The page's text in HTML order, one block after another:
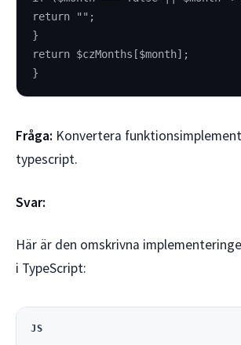
return "";
}
return $czMonths[$month];
}
Fråga: Konvertera
typescript.
Svar:
Här är den omskrivna
i TypeScript:
JS